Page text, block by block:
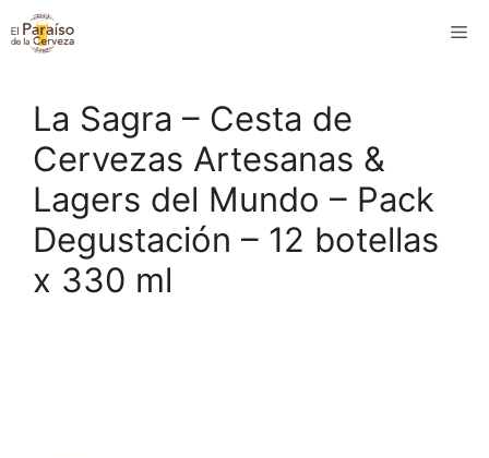
Saltar
al
La Sagra – Cesta de
Cervezas Artesanas &
Lagers del Mundo – Pack
Degustación – 12 botellas
x 330 ml